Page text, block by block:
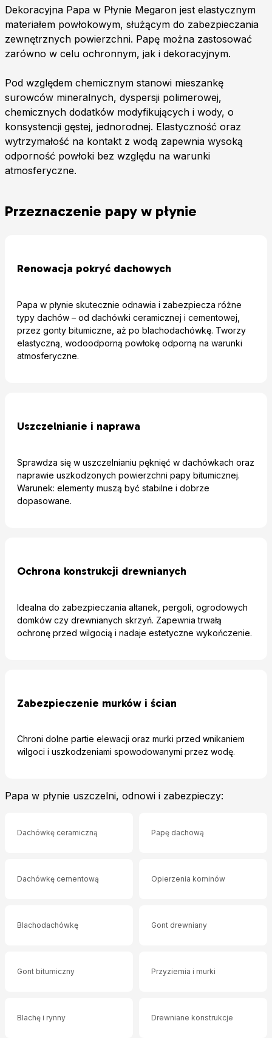
Dekoracyjna Papa w Płynie Megaron jest elastycznym
materiałem powłokowym, służącym do zabezpieczania
zewnętrznych powierzchni. Papę można zastosować
zarówno w celu ochronnym, jak i dekoracyjnym.
Pod względem chemicznym stanowi mieszankę
surowców mineralnych, dyspersji polimerowej,
chemicznych dodatków modyfikujących i wody, o
konsystencji gęstej, jednorodnej. Elastyczność oraz
wytrzymałość na kontakt z wodą zapewnia wysoką
odporność powłoki bez względu na warunki
atmosferyczne.
Przeznaczenie papy w płynie
Renowacja pokryć dachowych
Papa w płynie skutecznie odnawia i zabezpiecza różne
typy dachów – od dachówki ceramicznej i cementowej,
przez gonty bitumiczne, aż po blachodachówkę. Tworzy
elastyczną, wodoodporną powłokę odporną na warunki
atmosferyczne.
Uszczelnianie i naprawa
Sprawdza się w uszczelnianiu pęknięć w dachówkach oraz
naprawie uszkodzonych powierzchni papy bitumicznej.
Warunek: elementy muszą być stabilne i dobrze
dopasowane.
Ochrona konstrukcji drewnianych
Idealna do zabezpieczania altanek, pergoli, ogrodowych
domków czy drewnianych skrzyń. Zapewnia trwałą
ochronę przed wilgocią i nadaje estetyczne wykończenie.
Zabezpieczenie murków i ścian
Chroni dolne partie elewacji oraz murki przed wnikaniem
wilgoci i uszkodzeniami spowodowanymi przez wodę.
Papa w płynie uszczelni, odnowi i zabezpieczy:
Dachówkę ceramiczną Papę dachową
Dachówkę cementową Opierzenia kominów
Blachodachówkę Gont drewniany
Gont bitumiczny Przyziemia i murki
Blachę i rynny Drewniane konstrukcje